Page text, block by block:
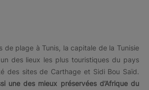
de plage à Tunis, la capitale de la Tunisie
des lieux les plus touristiques du pays
des sites de Carthage et Sidi Bou Saïd.
une des mieux préservées d’Afrique du